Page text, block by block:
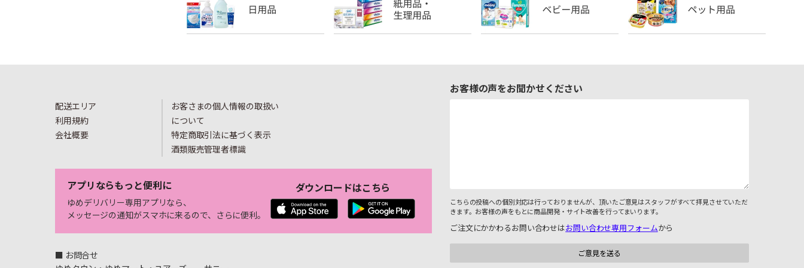
配送エリア
利用規約
会社概要
お客さまの個人情報の取扱い
について
特定商取引法に基づく表示
酒類販売管理者標識
アプリならもっと便利に
ゆめデリバリー専用アプリなら、
メッセージの通知がスマホに来るので、さらに便利。
ダウンロードはこちら
■ お問合せ
お客様の声をお聞かせください
こちらの投稿への個別対応は行っておりませんが、頂いたご意見はスタッフがすべて拝見させていただ
きます。お客様の声をもとに商品開発・サイト改善を行ってまいります。
ご注文にかかわるお問い合わせはお問い合わせ専用フォームから